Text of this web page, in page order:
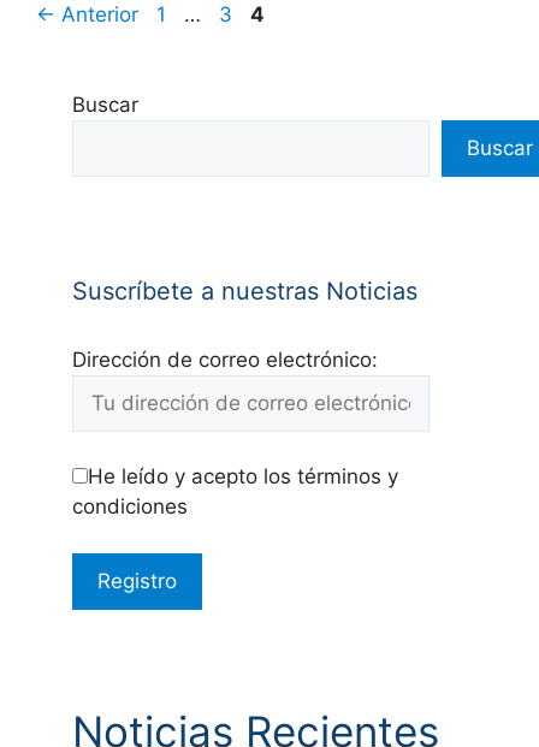
← Anterior 1 … 3 4
Buscar
Buscar
Suscríbete a nuestras Noticias
Dirección de correo electrónico:
He leído y acepto los términos y
condiciones
Noticias Recientes